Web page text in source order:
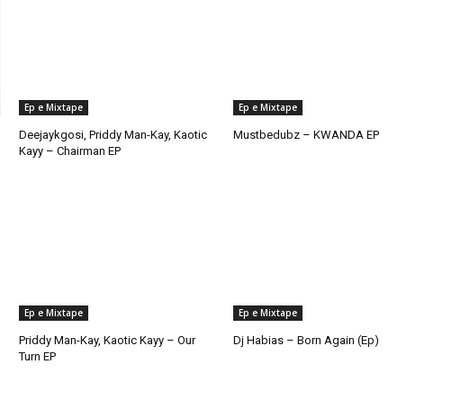
Ep e Mixtape
Deejaykgosi, Priddy Man-Kay, Kaotic
Kayy – Chairman EP
Ep e Mixtape
Mustbedubz – KWANDA EP
Ep e Mixtape
Priddy Man-Kay, Kaotic Kayy – Our
Turn EP
Ep e Mixtape
Dj Habias – Born Again (Ep)